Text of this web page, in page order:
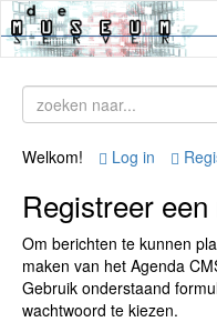
Welkom! Log in
Registreer
Om berichten te kunnen
maken van het Agenda
Gebruik onderstaand
wachtwoord te kiezen.